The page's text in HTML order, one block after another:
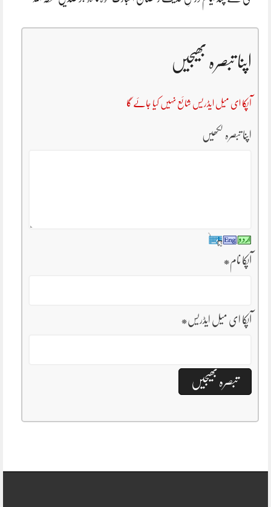
اپنا تبصرہ بھیجیں
آپکا ای میل ایڈریس شائع نہیں کیا جائے گا
اپنا تبصرہ لکھیں
آپکا نام*
آپکا ای میل ایڈریس*